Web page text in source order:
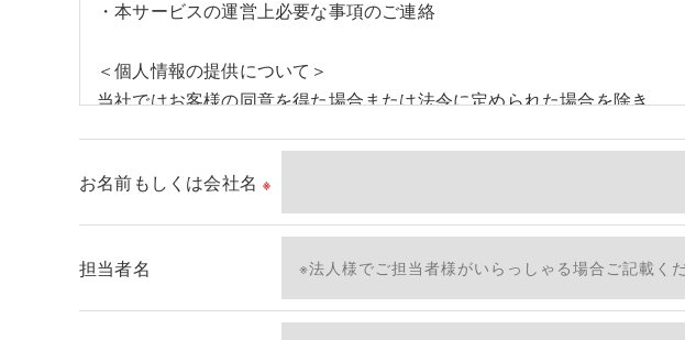
・本サービスの運営上必要な事項のご連絡
＜個人情報の提供について＞
当社ではお客様の同意を得た場合または法令に定められた場合を除き、
＜個人情報の委託について＞
当社では、利用目的の達成に必要な範囲において、個人情報を外部に委
＜個人情報の安全管理＞
お名前もしくは会社名 ※
担当者名